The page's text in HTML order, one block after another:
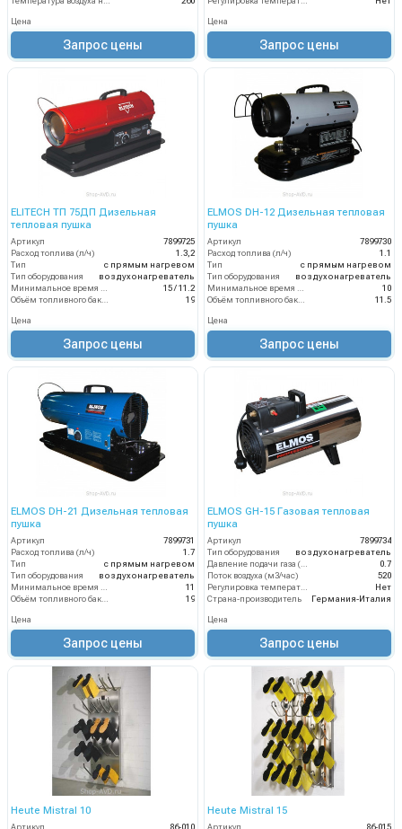
Цена
Запрос цены
Цена
Запрос цены
ELITECH ТП 75ДП Дизельная
тепловая пушка
Артикул
7899725
Расход топлива (л/ч)
1.3,2
Тип
с прямым нагревом
Тип оборудования
воздухонагреватель
15 / 11.2
19
Цена
Запрос цены
ELMOS DH-12 Дизельная тепловая
пушка
Артикул
7899730
Расход топлива (л/ч)
1.1
Тип
с прямым нагревом
Тип оборудования
воздухонагреватель
10
11.5
Цена
Запрос цены
ELMOS DH-21 Дизельная тепловая
пушка
Артикул
7899731
Расход топлива (л/ч)
1.7
Тип
с прямым нагревом
Тип оборудования
воздухонагреватель
Минимальное время работы при полном баке (ч)
11
Объём топливного бака (л)
19
Цена
Запрос цены
ELMOS GH-15 Газовая тепловая
пушка
Артикул
7899734
Тип оборудования
воздухонагреватель
Давление подачи газа (бар)
0.7
Поток воздуха (м3/час)
520
Регулировка температуры термостатом
Нет
Страна-производитель
Германия-Италия
Цена
Запрос цены
Heute Mistral 10 Heute Mistral 15